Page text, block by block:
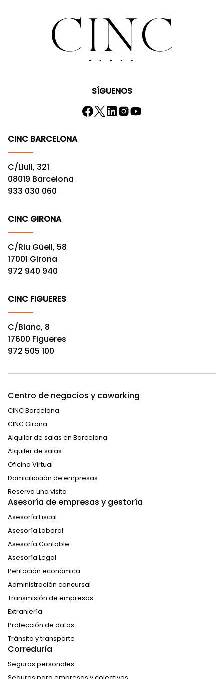
SÍGUENOS
CINC BARCELONA
C/Llull, 321
08019 Barcelona
933 030 060
CINC GIRONA
C/Riu Güell, 58
17001 Girona
972 940 940
CINC FIGUERES
C/Blanc, 8
17600 Figueres
972 505 100
Centro de negocios y coworking
CINC Barcelona
CINC Girona
Alquiler de salas en Barcelona
Alquiler de salas
Oficina Virtual
Domiciliación de empresas
Reserva una visita
Asesoría de empresas y gestoría
Asesoría Fiscal
Asesoría Laboral
Asesoría Contable
Asesoría Legal
Peritación económica
Administración concursal
Transmisión de empresas
Extranjería
Protección de datos
Tránsito y transporte
Correduría
Seguros personales